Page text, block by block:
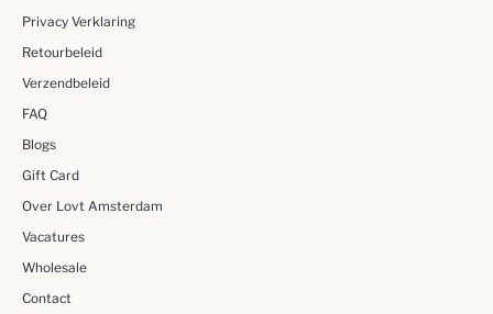
Privacy Verklaring
Retourbeleid
Verzendbeleid
FAQ
Blogs
Gift Card
Over Lovt Amsterdam
Vacatures
Wholesale
Contact